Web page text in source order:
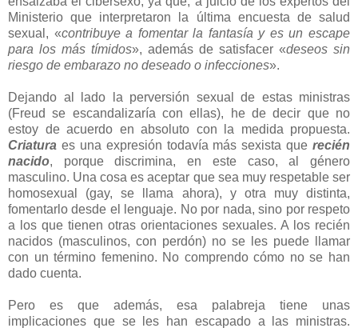
Ministerio que interpretaron la última encuesta de salud
sexual, «contribuye a fomentar la fantasía y es un escape
para los más tímidos», además de satisfacer «deseos sin
riesgo de embarazo no deseado o infecciones».
Dejando al lado la perversión sexual de estas ministras
(Freud se escandalizaría con ellas), he de decir que no
estoy de acuerdo en absoluto con la medida propuesta.
Criatura es una expresión todavía más sexista que recién
nacido, porque discrimina, en este caso, al género
masculino. Una cosa es aceptar que sea muy respetable ser
homosexual (gay, se llama ahora), y otra muy distinta,
fomentarlo desde el lenguaje. No por nada, sino por respeto
a los que tienen otras orientaciones sexuales. A los recién
nacidos (masculinos, con perdón) no se les puede llamar
con un término femenino. No comprendo cómo no se han
dado cuenta.
Pero es que además, esa palabreja tiene unas
implicaciones que se les han escapado a las ministras.